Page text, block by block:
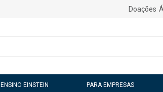
Doações
ENSINO EINSTEIN PARA EMPRESAS